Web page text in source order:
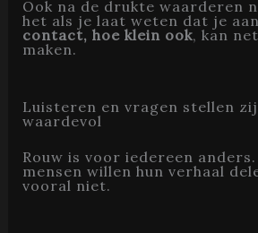
Ook na de drukte waarderen
het als je laat weten dat je
contact, hoe klein ook, kan
maken.
Luisteren en vragen stellen
waardevol
Rouw is voor iedereen
mensen willen hun verhaal
vooral niet.